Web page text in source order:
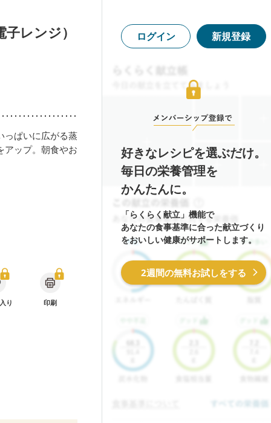
レンジ）
っぱいに広がる蒸
アップ。朝食やお
り 印刷
ログイン 新規登録
好きなレシピを選ぶだけ。
毎日の栄養管理を
かんたんに。
「らくらく献立」機能で
あなたの食事基準に合った献立づくり
をおいしい健康がサポートします。
2週間の無料お試しをする